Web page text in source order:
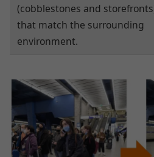
(cobblestones and
that match the surrounding
environment.